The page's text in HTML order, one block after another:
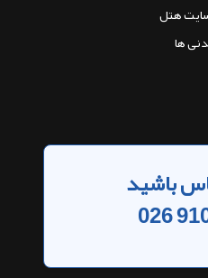
هتل
ها
باشید
026